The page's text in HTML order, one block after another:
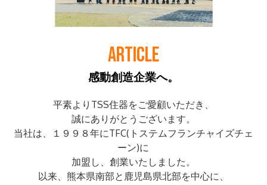
ARTICLE
感動創造企業へ。